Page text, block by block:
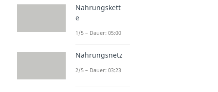
Nahrungskett
e
1/5 – Dauer: 05:00
Nahrungsnetz
2/5 – Dauer: 03:23